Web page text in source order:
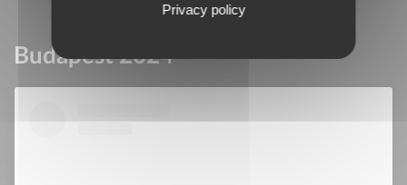
Budapest 2024
Privacy policy